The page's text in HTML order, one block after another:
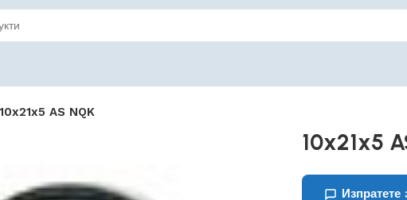
10x21x5 AS NQK
10x21x5
Изпратете